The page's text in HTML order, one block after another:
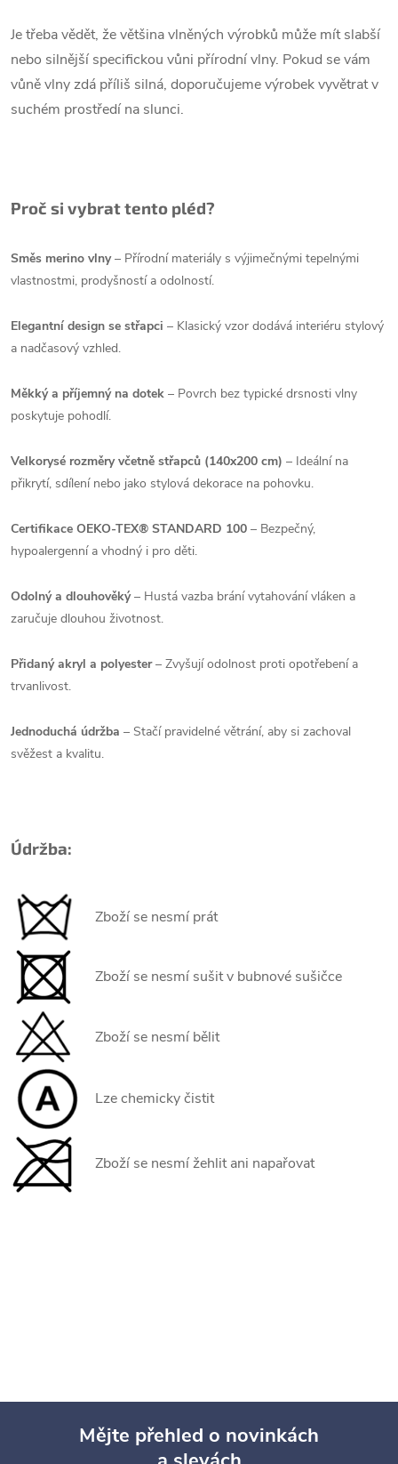
Je třeba vědět, že většina vlněných výrobků může mít slabší
nebo silnější specifickou vůni přírodní vlny. Pokud se vám
vůně vlny zdá příliš silná, doporučujeme výrobek vyvětrat v
suchém prostředí na slunci.
Proč si vybrat tento pléd?
Směs merino vlny– Přírodní materiály s výjimečnými tepelnými
vlastnostmi, prodyšností a odolností.
Elegantní design se střapci – Klasický vzor dodává interiéru stylový
a nadčasový vzhled.
Měkký a příjemný na dotek – Povrch bez typické drsnosti vlny
poskytuje pohodlí.
Velkorysé rozměry včetně střapců (140x200 cm) – Ideální na
přikrytí, sdílení nebo jako stylová dekorace na pohovku.
Certifikace OEKO-TEX® STANDARD 100 – Bezpečný,
hypoalergenní a vhodný i pro děti.
Odolný a dlouhověký– Hustá vazba brání vytahování vláken a
zaručuje dlouhou životnost.
Přidaný akryl a polyester– Zvyšují odolnost proti opotřebení a
trvanlivost.
Jednoduchá údržba – Stačí pravidelné větrání, aby si zachoval
svěžest a kvalitu.
Údržba:
Zboží se nesmí prát
Zboží se nesmí sušit v bubnové sušičce
Zboží se nesmí bělit
Lze chemicky čistit
Zboží se nesmí žehlit ani napařovat
Mějte přehled o novinkách